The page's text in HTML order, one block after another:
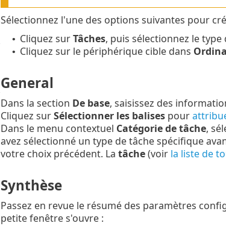
Sélectionnez l'une des options suivantes pour
• Cliquez surTâches, puis sélectionnez le
• Cliquez sur le périphérique cible dans
General
Dans la section De base, saisissez des
Cliquez surSélectionner les balisespour
Dans le menu contextuel Catégorie de tâche,
avez sélectionné un type de tâche spécifique
votre choix précédent. La tâche(voir la liste de
Synthèse
Passez en revue le résumé des paramètres
petite fenêtre s'ouvre :